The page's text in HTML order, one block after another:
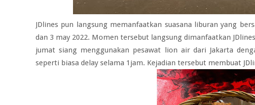
JDlines pun langsung memanfaatkan suasana liburan yang
dan 3 may 2022. Momen tersebut langsung dimanfaatkan
jumat siang menggunakan pesawat lion air dari Jakarta
seperti biasa delay selama 1jam. Kejadian tersebut membuat